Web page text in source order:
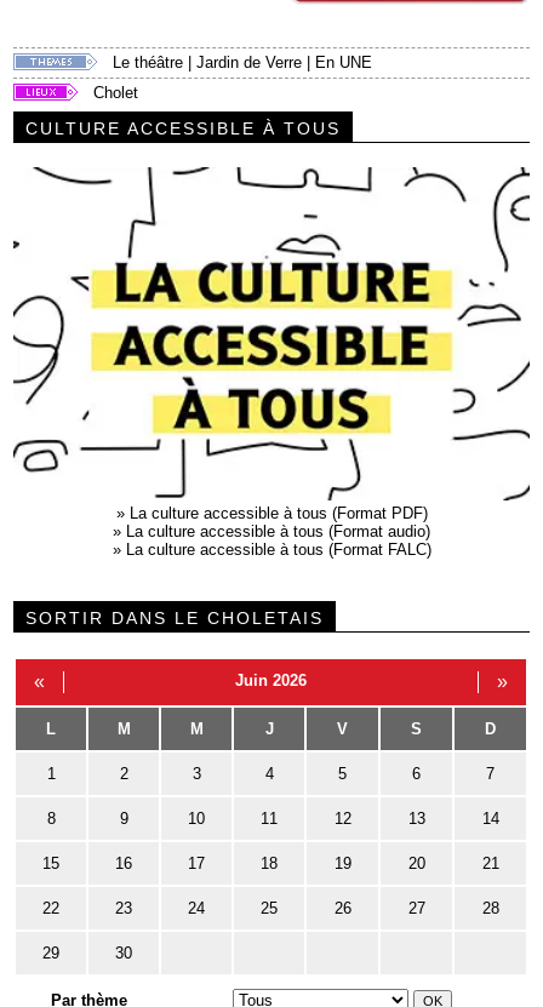
Le théâtre |Jardin de Verre
En UNE
Cholet
CULTURE ACCESSIBLE À TOUS
» La culture accessible à tous (Format PDF)
» La culture accessible à tous (Format audio)
» La culture accessible à tous (Format FALC)
SORTIR DANS LE CHOLETAIS
« Juin 2026 »
L M M J V S D
1 2 3 4 5 6 7
8 9 10 11 12 13 14
15 16 17 18 19 20 21
22 23 24 25 26 27 28
29 30
Par thème